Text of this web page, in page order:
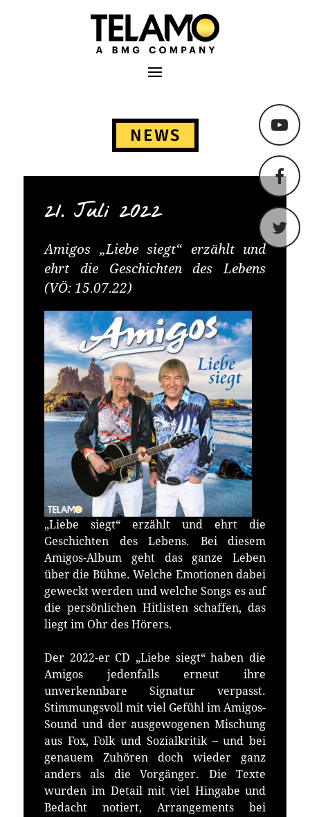
TELAMO
Primäres Menü
NEWS
21. Juli 2022
Amigos „Liebe siegt“ erzählt und
ehrt die Geschichten des Lebens
(VÖ: 15.07.22)
„Liebe siegt“ erzählt und ehrt die
Geschichten des Lebens. Bei diesem
Amigos-Album geht das ganze Leben
über die Bühne. Welche Emotionen dabei
geweckt werden und welche Songs es auf
die persönlichen Hitlisten schaffen, das
liegt im Ohr des Hörers.
Der 2022-er CD „Liebe siegt“ haben die
Amigos jedenfalls erneut ihre
unverkennbare Signatur verpasst.
Stimmungsvoll mit viel Gefühl im Amigos-
Sound und der ausgewogenen Mischung
aus Fox, Folk und Sozialkritik – und bei
genauem Zuhören doch wieder ganz
anders als die Vorgänger. Die Texte
wurden im Detail mit viel Hingabe und
Bedacht notiert, Arrangements bei